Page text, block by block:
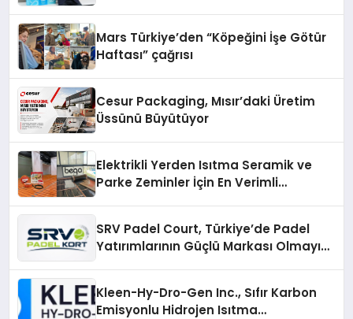
Mars Türkiye’den “Köpeğini İşe Götür
Haftası” çağrısı
Cesur Packaging, Mısır’daki Üretim
Üssünü Büyütüyor
Elektrikli Yerden Isıtma Seramik ve
Parke Zeminler İçin En Verimli
SRV Padel Court, Türkiye’de Padel
Yatırımlarının Güçlü Markası Olmayı
Kleen-Hy-Dro-Gen Inc., Sıfır Karbon
Emisyonlu Hidrojen Isıtma